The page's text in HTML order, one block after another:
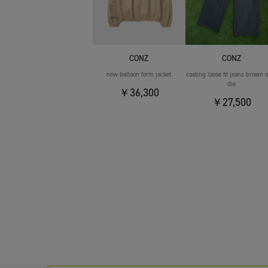
CONZ
new balloon form jacket
￥36,300
CONZ
coating loose fit jeans brown
die
￥27,500